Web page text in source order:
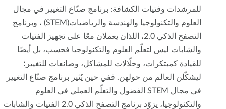
للمرشدات وفتيات الكشافة: برنامج صنّاع التغيير في مجال
العلوم والتكنولوجيا والهندسة والرياضيات(STEM) ، وبرنامج
التصفح الذكي 2.0، اللذان يعملان معًا على تجهيز الفتيات
والشابات ليس لتعلّم العلوم والتكنولوجيا فحسب، بل أيضًا
للقيادة كمبتكرات، وحلّالات للمشاكل، وصانعات للتغيير؛
ليشكّلن العالم من حولهن. ففي حين يُثير برنامج صنّاع التغيير
في مجال STEM الفضول والتعلّم العملي في العلوم
والتكنولوجيا، يزوّد برنامج التصفح الذكي 2.0 الفتيات والشابات